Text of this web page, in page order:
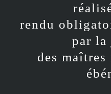
rendu
par la
des